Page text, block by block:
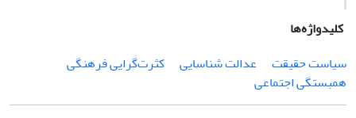
کلیدواژه‌ها
سیاست حقیقت
عدالت شناسایی
کثرت‌گرایی فرهنگی
همبستگی اجتماعی